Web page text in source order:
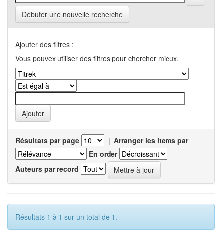
Débuter une nouvelle recherche
Ajouter des filtres :
Vous pouvex utiliser des filtres pour chercher mieux.
Résultats par page | Arranger les items par
En order
Auteurs par record
Résultats 1 à 1 sur un total de 1.